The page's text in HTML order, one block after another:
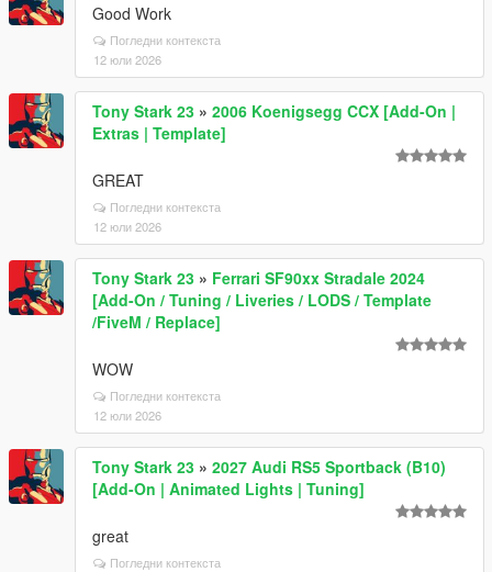
Good Work
Погледни контекста
12 юли 2026
Tony Stark 23 » 2006 Koenigsegg CCX [Add-On |
Extras | Template]
GREAT
Погледни контекста
12 юли 2026
Tony Stark 23 » Ferrari SF90xx Stradale 2024
[Add-On / Tuning / Liveries / LODS / Template
/FiveM / Replace]
WOW
Погледни контекста
12 юли 2026
Tony Stark 23 » 2027 Audi RS5 Sportback (B10)
[Add-On | Animated Lights | Tuning]
great
Погледни контекста